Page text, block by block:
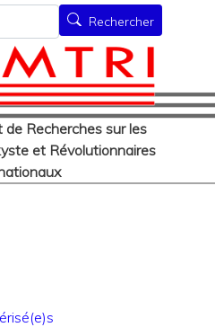
au
contenu
principal
de
Recherches sur les
et Révolutionnaires
Rechercher